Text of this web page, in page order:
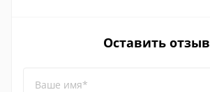
Оставить отзыв
Ваше имя*